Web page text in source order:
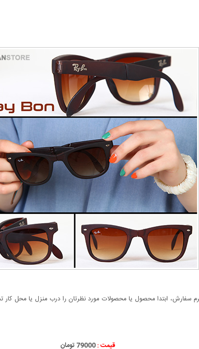
ابتدا محصول یا محصولات مورد نظرتان را درب منزل یا محل کار
قیمت :79000 تومان